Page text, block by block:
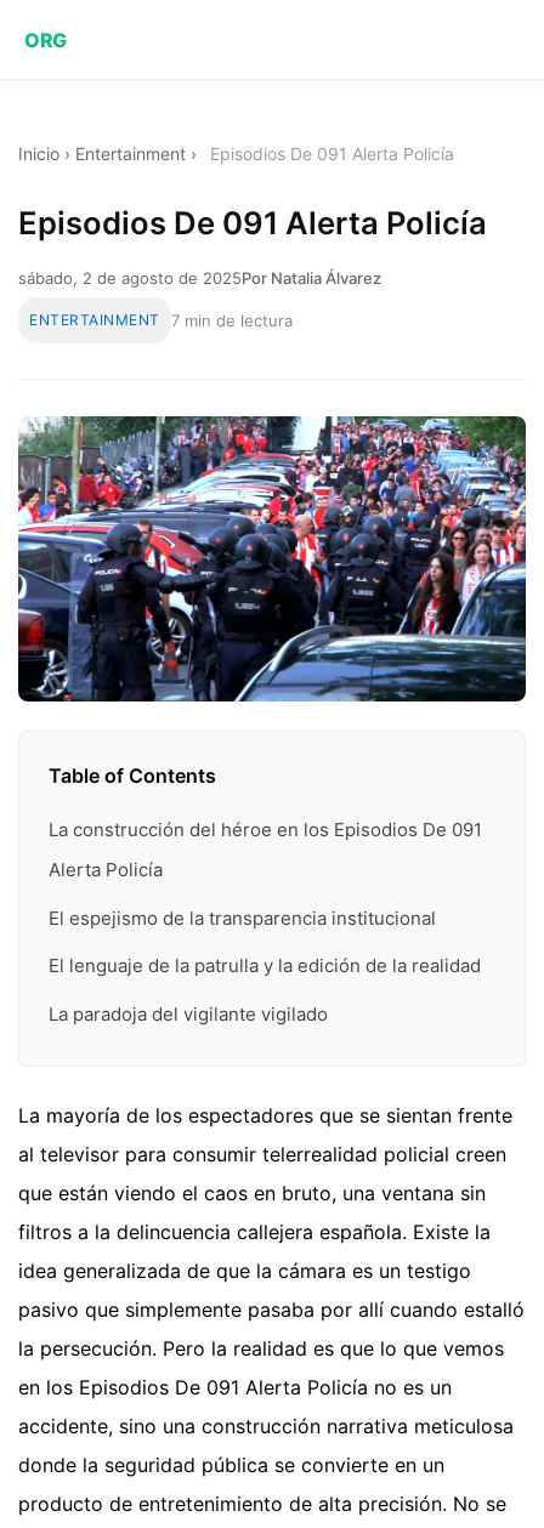
ORG
Inicio › Entertainment › Episodios De 091 Alerta Policía
Episodios De 091 Alerta Policía
sábado, 2 de agosto de 2025Por Natalia Álvarez
ENTERTAINMENT 7 min de lectura
Table of Contents
La construcción del héroe en los Episodios De 091
Alerta Policía
El espejismo de la transparencia institucional
El lenguaje de la patrulla y la edición de la realidad
La paradoja del vigilante vigilado
La mayoría de los espectadores que se sientan frente
al televisor para consumir telerrealidad policial creen
que están viendo el caos en bruto, una ventana sin
filtros a la delincuencia callejera española. Existe la
idea generalizada de que la cámara es un testigo
pasivo que simplemente pasaba por allí cuando estalló
la persecución. Pero la realidad es que lo que vemos
en los Episodios De 091 Alerta Policía no es un
accidente, sino una construcción narrativa meticulosa
donde la seguridad pública se convierte en un
producto de entretenimiento de alta precisión. No se